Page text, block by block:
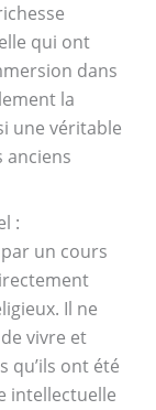
qui ont
dans
la
une véritable
anciens
:
un cours
Il ne
vivre et
qu’ils ont été
intellectuelle